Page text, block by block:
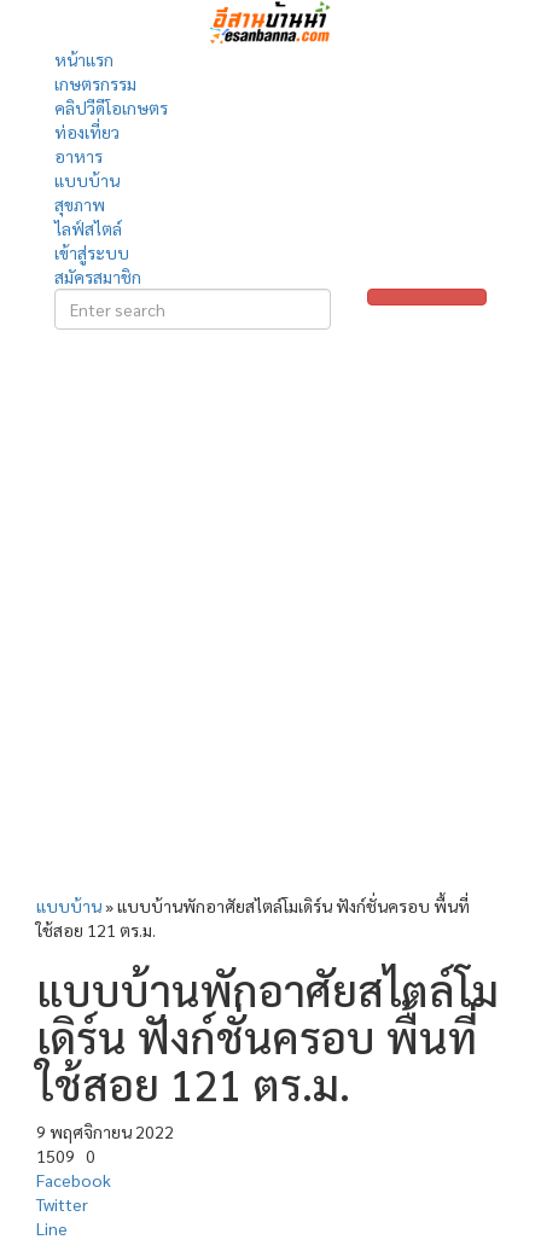
หน้าแรก
เกษตรกรรม
คลิปวีดีโอเกษตร
ท่องเที่ยว
อาหาร
แบบบ้าน
สุขภาพ
ไลฟ์สไตล์
เข้าสู่ระบบ
สมัครสมาชิก
แบบบ้าน»แบบบ้านพักอาศัยสไตล์โมเดิร์น ฟังก์ชั่นครอบ พื้นที่
ใช้สอย 121 ตร.ม.
แบบบ้านพักอาศัยสไตล์โม
เดิร์น ฟังก์ชั่นครอบ พื้นที่
ใช้สอย 121 ตร.ม.
9 พฤศจิกายน 2022
1509 0
Facebook
Twitter
Line